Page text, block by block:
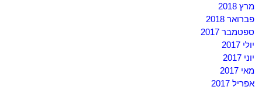
מרץ 2018
פברואר 2018
ספטמבר 2017
יולי 2017
יוני 2017
מאי 2017
אפריל 2017